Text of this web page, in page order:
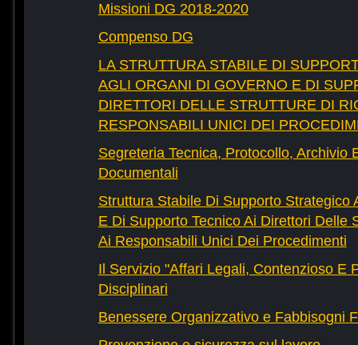
Missioni DG 2018-2020
Compenso DG
LA STRUTTURA STABILE DI
AGLI ORGANI DI GOVERNO E DI
DIRETTORI DELLE STRUTTURE DI
RESPONSABILI UNICI DEI
Segreteria Tecnica, Protocollo, Archivio
Documentali
Struttura Stabile Di Supporto Strategico
E Di Supporto Tecnico Ai Direttori Delle
Ai Responsabili Unici Dei Procedimenti
Il Servizio "Affari Legali, Contenzioso E
Disciplinari
Benessere Organizzativo e Fabbisogni